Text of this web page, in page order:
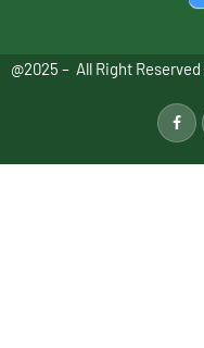
@2025 – All Right